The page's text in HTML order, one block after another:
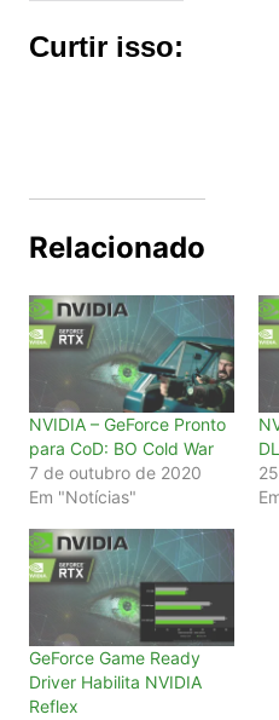
Curtir isso:
Relacionado
NVIDIA – GeForce Pronto
para CoD: BO Cold War
7 de outubro de 2020
Em "Notícias"
GeForce Game Ready
Driver Habilita NVIDIA
Reflex